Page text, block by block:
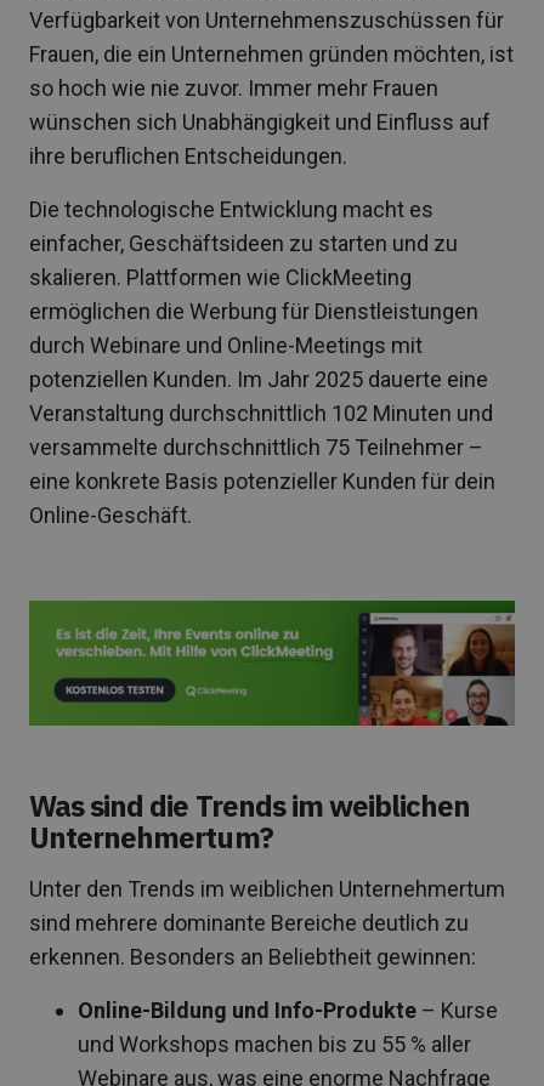
Verfügbarkeit von Unternehmenszuschüssen für
Frauen, die ein Unternehmen gründen möchten, ist
so hoch wie nie zuvor. Immer mehr Frauen
wünschen sich Unabhängigkeit und Einfluss auf
ihre beruflichen Entscheidungen.
Die technologische Entwicklung macht es
einfacher, Geschäftsideen zu starten und zu
skalieren. Plattformen wie ClickMeeting
ermöglichen die Werbung für Dienstleistungen
durch Webinare und Online-Meetings mit
potenziellen Kunden. Im Jahr 2025 dauerte eine
Veranstaltung durchschnittlich 102 Minuten und
versammelte durchschnittlich 75 Teilnehmer –
eine konkrete Basis potenzieller Kunden für dein
Online-Geschäft.
Was sind die Trends im weiblichen
Unternehmertum?
Unter den Trends im weiblichen Unternehmertum
sind mehrere dominante Bereiche deutlich zu
erkennen. Besonders an Beliebtheit gewinnen:
Online-Bildung und Info-Produkte – Kurse
und Workshops machen bis zu 55 % aller
Webinare aus, was eine enorme Nachfrage